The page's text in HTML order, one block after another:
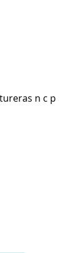
n c p